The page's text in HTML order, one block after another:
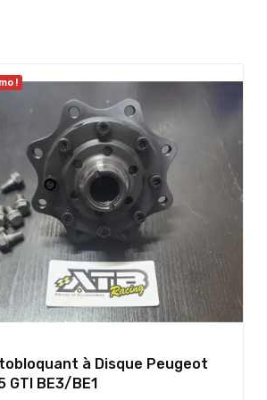
!
à Disque Peugeot
GTI BE3/BE1